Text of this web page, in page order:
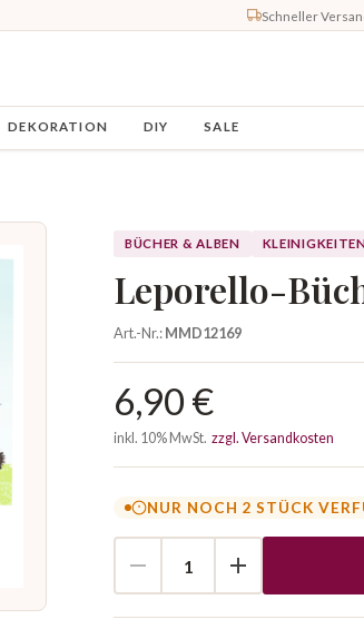
Schneller
DEKORATION DIY SALE
BÜCHER & ALBEN
Leporello-
Art.-Nr.:MMD12169
6,90 €
inkl. 10% MwSt. zzgl. Versandkosten
NUR NOCH 2 STÜCK